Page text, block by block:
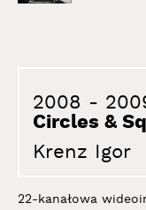
2008 -
Circles &
Krenz Igor
22-kanałowa